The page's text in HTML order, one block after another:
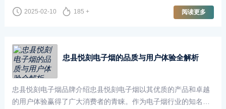
的趋势
2025-02-10 185 + 阅读更多
忠县悦刻电子烟的品质与用户体验全解析
忠县悦刻电子烟品牌介绍忠县悦刻电子烟以其优质的产品和卓越
的用户体验赢得了广大消费者的青睐。作为电子烟行业的知名品